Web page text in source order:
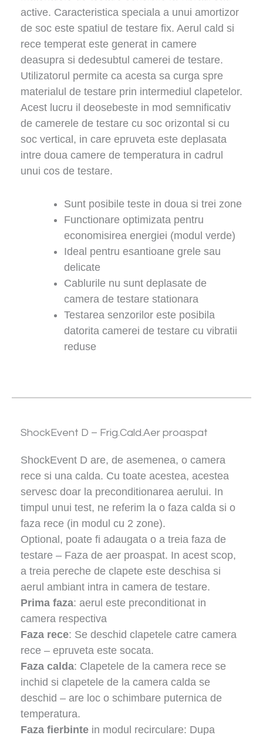
active. Caracteristica speciala a unui amortizor
de soc este spatiul de testare fix. Aerul cald si
rece temperat este generat in camere
deasupra si dedesubtul camerei de testare.
Utilizatorul permite ca acesta sa curga spre
materialul de testare prin intermediul clapetelor.
Acest lucru il deosebeste in mod semnificativ
de camerele de testare cu soc orizontal si cu
soc vertical, in care epruveta este deplasata
intre doua camere de temperatura in cadrul
unui cos de testare.
Sunt posibile teste in doua si trei zone
Functionare optimizata pentru
economisirea energiei (modul verde)
Ideal pentru esantioane grele sau
delicate
Cablurile nu sunt deplasate de
camera de testare stationara
Testarea senzorilor este posibila
datorita camerei de testare cu vibratii
reduse
ShockEvent D – Frig.Cald.Aer proaspat
ShockEvent D are, de asemenea, o camera
rece si una calda. Cu toate acestea, acestea
servesc doar la preconditionarea aerului. In
timpul unui test, ne referim la o faza calda si o
faza rece (in modul cu 2 zone).
Optional, poate fi adaugata o a treia faza de
testare – Faza de aer proaspat. In acest scop,
a treia pereche de clapete este deschisa si
aerul ambiant intra in camera de testare.
Prima faza: aerul este preconditionat in
camera respectiva
Faza rece: Se deschid clapetele catre camera
rece – epruveta este socata.
Faza calda: Clapetele de la camera rece se
inchid si clapetele de la camera calda se
deschid – are loc o schimbare puternica de
temperatura.
Faza fierbinte in modul recirculare: Dupa